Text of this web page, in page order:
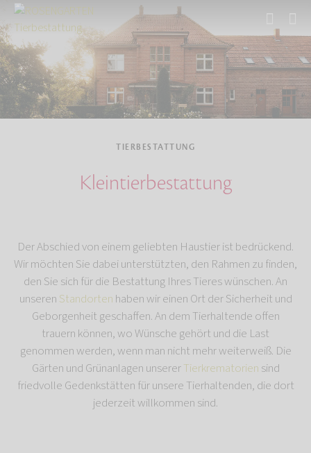
Start Tierbestattung
TIERBESTATTUNG
Kleintierbestattung
Der Abschied von einem geliebten Haustier ist bedrückend.
Wir möchten Sie dabei unterstützten, den Rahmen zu finden,
den Sie sich für die Bestattung Ihres Tieres wünschen. An
unseren Standorten haben wir einen Ort der Sicherheit und
Geborgenheit geschaffen. An dem Tierhaltende offen
trauern können, wo Wünsche gehört und die Last
genommen werden, wenn man nicht mehr weiterweiß. Die
Gärten und Grünanlagen unsererTierkrematorien sind
friedvolle Gedenkstätten für unsere Tierhaltenden, die dort
jederzeit willkommen sind.